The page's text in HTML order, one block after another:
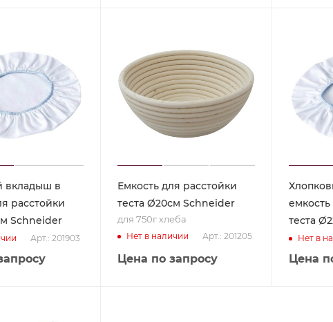
вкладыш в
расстойки
Schneider
Арт.: 201903
Емкость для расстойки
теста Ø20см Schneider
для 750г хлеба
Нет в наличии Арт.: 201205
Цена по запросу
теста
Нет в
Цена